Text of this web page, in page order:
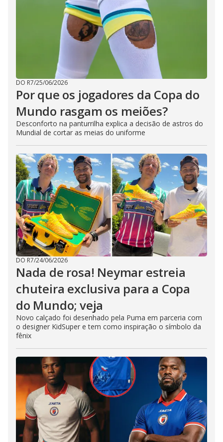
DO R7/25/06/2026
Por que os jogadores da Copa do
Mundo rasgam os meiões?
Desconforto na panturrilha explica a decisão de astros do
Mundial de cortar as meias do uniforme
DO R7/24/06/2026
Nada de rosa! Neymar estreia
chuteira exclusiva para a Copa
do Mundo; veja
Novo calçado foi desenhado pela Puma em parceria com
o designer KidSuper e tem como inspiração o símbolo da
fênix